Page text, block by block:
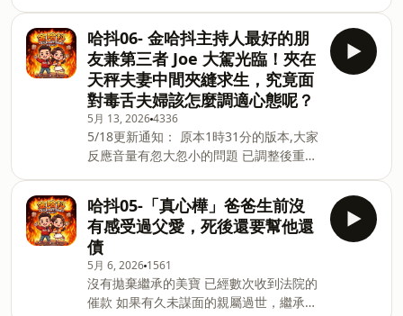
Soundon : https://reurl.cc/kpyqx3
Spotify : https://reurl.cc/ppvZlb
KKBOX : https://reurl.cc/Z2V
大家 除了美寶跟師兄的故事 帶小孩的過
程中也有經歷過幾次，心臟漏拍的瞬間 一
起來聽聽看這集的分享吧 📅 每週四固定
更新 📱 更多主持人的生活日常請追蹤
Instagram 美寶 ihua_chen 師兄
jus0924 💌 合作邀約聯繫
meatmuq@gmail.com 📻 以下平台也可
以聽到我們的Podcast Apple Podcast :
https://reurl.cc/xWv15e Soundon :
https://reurl.cc/kpyqx3 Spotify :
https://reurl.cc/ppvZlb KKBOX :
https://reurl.cc/Z
哈抖06- 金哈抖主持人最好的朋
友兼第三者 Joe 大駕光臨！夾在
天秤夫妻中間夾縫求生，究竟面
對毒舌夫婦該怎麼調適心態呢？
5月 13, 20264336
5/18更新通知： 原本1時31分的版本,大家
反應音量有忽大忽小的問題 已調整後重新
～已經下載過的聽眾朋友麻煩請“移除舊的
項目” 重新下載後就會是正常版本喔！ 謝
謝大家～ 大家敲碗已久的特別來賓 Joe 終
於來啦！ 從美寶的華航同事慢慢變成家裡
不可或缺的究叔叔 認識短短幾年卻經歷了
無數次的爭執 這次的抱怨大會大家首次打
開心房 分享心中最真實的想法 📅 每週四
哈抖05-「真心樺」爸爸生前沒
有感受過父愛，死後還要幫他還
債
5月 6, 2026 1561
沒有拋棄繼承的美寶 已經數次收到法院的
催款 如果有久未謀面的親屬過世，繼承人